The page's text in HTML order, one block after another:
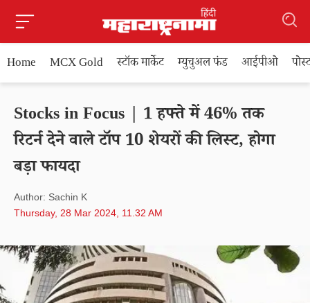
Home MCX Gold स्टॉक मार्केट म्युचुअल फंड आईपीओ
Stocks in Focus | 1 हफ्ते में 46% तक
रिटर्न देने वाले टॉप 10 शेयरों की लिस्ट, होगा
बड़ा फायदा
Author: Sachin K
Thursday, 28 Mar 2024, 11.32 AM